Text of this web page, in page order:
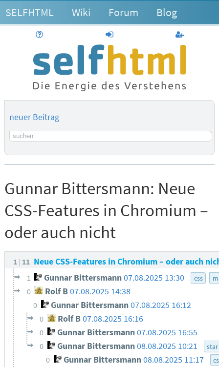
SELFHTML Wiki Forum Blog
anmelden
neuer Beitrag
Suchbegriff
Gunnar Bittersmann: Neue
CSS-Features in Chromium –
oder auch nicht
1 11 Neue CSS-Features in Chromium – oder auch
1 Gunnar Bittersmann07.08.2025 13:30 css
0 Rolf B07.08.2025 14:38
0 Gunnar Bittersmann 07.08.2025 16:12
0 Rolf B 07.08.2025 16:16
0 Gunnar Bittersmann07.08.2025 16:55
0 Gunnar Bittersmann08.08.2025 10:21
0 Gunnar Bittersmann08.08.2025 11:17